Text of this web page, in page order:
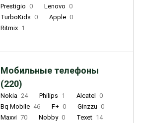
Prestigio 0 Lenovo 0
TurboKids 0 Apple 0
Ritmix 1
Мобильные телефоны
(220)
Nokia 24 Philips 1 Alcatel
0
Bq Mobile 46 F+ 0 Ginzzu 0
Maxvi 70 Nobby 0 Texet 14